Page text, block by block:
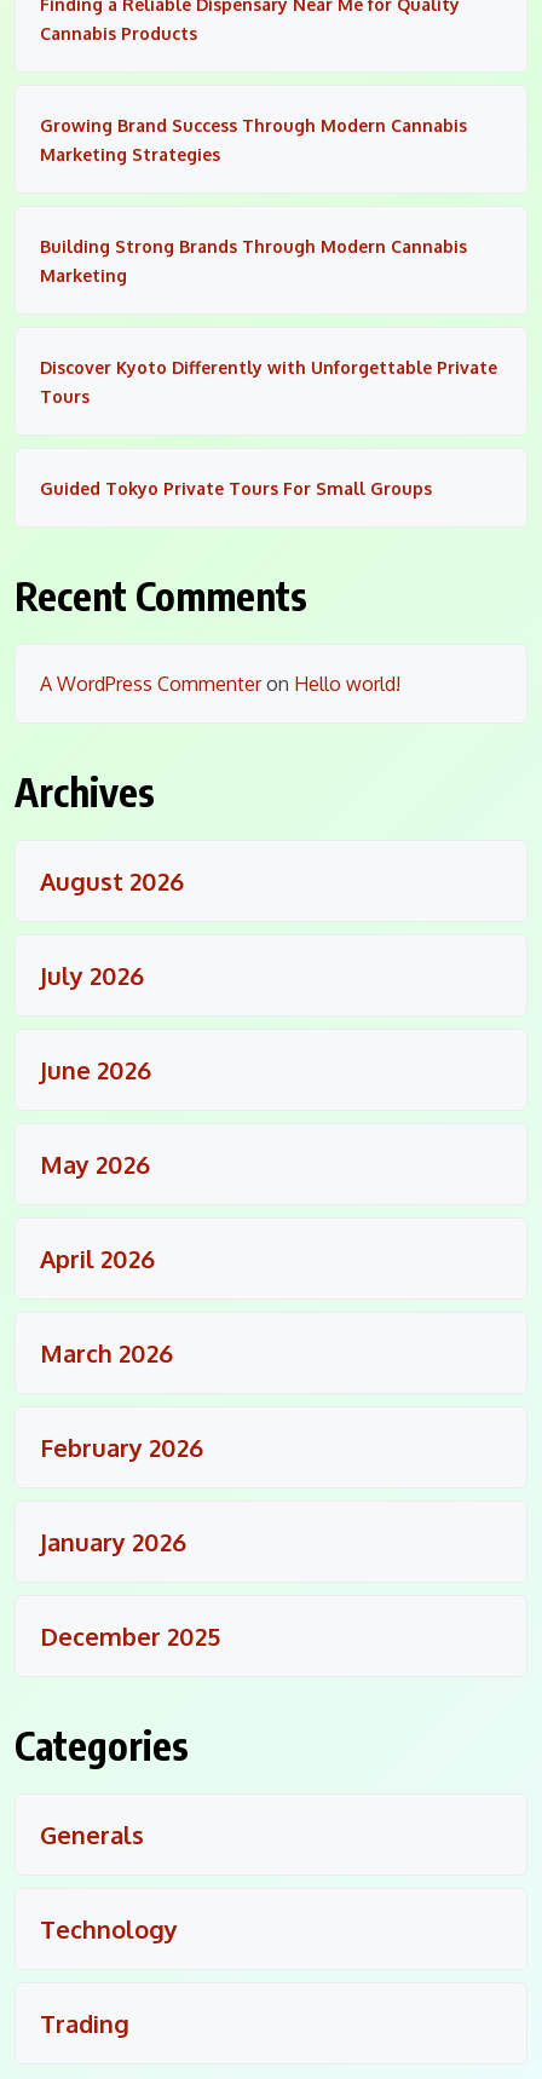
Cannabis Products
Growing Brand Success Through Modern Cannabis
Marketing Strategies
Building Strong Brands Through Modern Cannabis
Marketing
Discover Kyoto Differently with Unforgettable Private
Tours
Guided Tokyo Private Tours For Small Groups
Recent Comments
A WordPress Commenteron Hello world!
Archives
August 2026
July 2026
June 2026
May 2026
April 2026
March 2026
February 2026
January 2026
December 2025
Categories
Generals
Technology
Trading